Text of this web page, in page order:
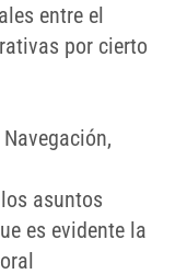
entre el
por cierto
asuntos
es evidente la